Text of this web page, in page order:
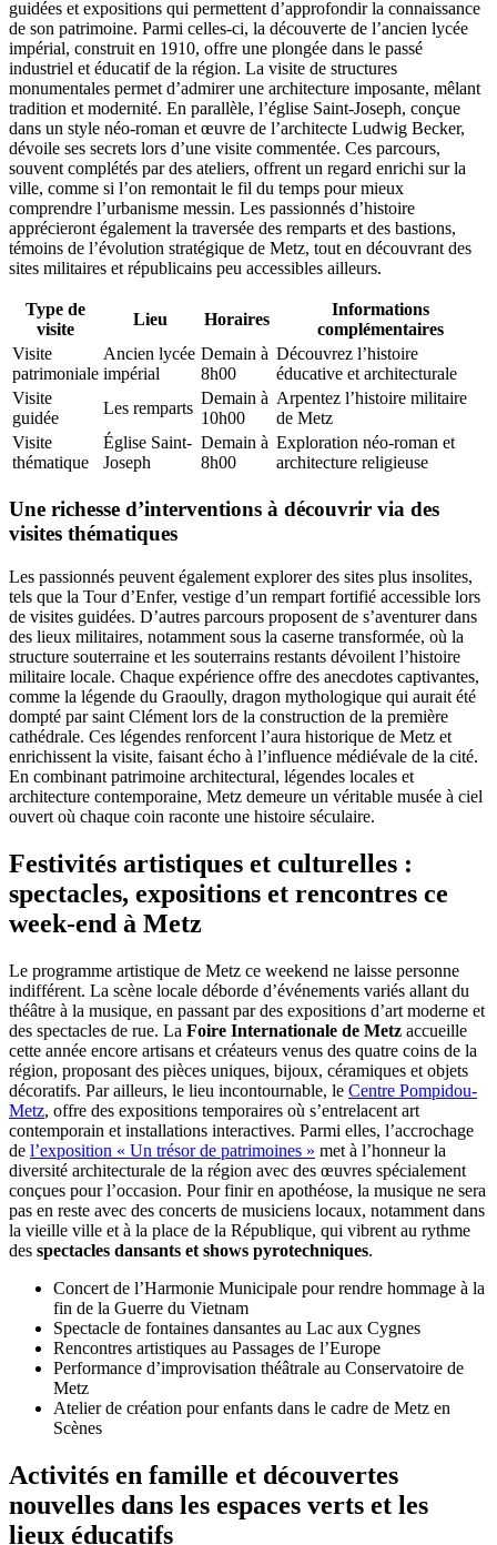
guidées et expositions qui permettent d’approfondir la connaissance
de son patrimoine. Parmi celles-ci, la découverte de l’ancien lycée
impérial, construit en 1910, offre une plongée dans le passé
industriel et éducatif de la région. La visite de structures
monumentales permet d’admirer une architecture imposante, mêlant
tradition et modernité. En parallèle, l’église Saint-Joseph, conçue
dans un style néo-roman et œuvre de l’architecte Ludwig Becker,
dévoile ses secrets lors d’une visite commentée. Ces parcours,
souvent complétés par des ateliers, offrent un regard enrichi sur la
ville, comme si l’on remontait le fil du temps pour mieux
comprendre l’urbanisme messin. Les passionnés d’histoire
apprécieront également la traversée des remparts et des bastions,
témoins de l’évolution stratégique de Metz, tout en découvrant des
sites militaires et républicains peu accessibles ailleurs.
Type de
visite
Lieu Horaires
Informations
complémentaires
Visite
patrimoniale
Ancien lycée
impérial
Demain à
8h00
Découvrez l’histoire
éducative et architecturale
Visite
guidée
Les remparts
Demain à
10h00
Arpentez l’histoire militaire
de Metz
Visite
thématique
Église Saint-
Joseph
Demain à
8h00
Exploration néo-roman et
architecture religieuse
Une richesse d’interventions à découvrir via des
visites thématiques
Les passionnés peuvent également explorer des sites plus insolites,
tels que la Tour d’Enfer, vestige d’un rempart fortifié accessible lors
de visites guidées. D’autres parcours proposent de s’aventurer dans
des lieux militaires, notamment sous la caserne transformée, où la
structure souterraine et les souterrains restants dévoilent l’histoire
militaire locale. Chaque expérience offre des anecdotes captivantes,
comme la légende du Graoully, dragon mythologique qui aurait été
dompté par saint Clément lors de la construction de la première
cathédrale. Ces légendes renforcent l’aura historique de Metz et
enrichissent la visite, faisant écho à l’influence médiévale de la cité.
En combinant patrimoine architectural, légendes locales et
architecture contemporaine, Metz demeure un véritable musée à ciel
ouvert où chaque coin raconte une histoire séculaire.
Festivités artistiques et culturelles :
spectacles, expositions et rencontres ce
week-end à Metz
Le programme artistique de Metz ce weekend ne laisse personne
indifférent. La scène locale déborde d’événements variés allant du
théâtre à la musique, en passant par des expositions d’art moderne et
des spectacles de rue. La Foire Internationale de Metz accueille
cette année encore artisans et créateurs venus des quatre coins de la
région, proposant des pièces uniques, bijoux, céramiques et objets
décoratifs. Par ailleurs, le lieu incontournable, le Centre Pompidou-
Metz, offre des expositions temporaires où s’entrelacent art
contemporain et installations interactives. Parmi elles, l’accrochage
de l’exposition « Un trésor de patrimoines » met à l’honneur la
diversité architecturale de la région avec des œuvres spécialement
conçues pour l’occasion. Pour finir en apothéose, la musique ne sera
pas en reste avec des concerts de musiciens locaux, notamment dans
la vieille ville et à la place de la République, qui vibrent au rythme
des spectacles dansants et shows pyrotechniques.
Concert de l’Harmonie Municipale pour rendre hommage à la
fin de la Guerre du Vietnam
Spectacle de fontaines dansantes au Lac aux Cygnes
Rencontres artistiques au Passages de l’Europe
Performance d’improvisation théâtrale au Conservatoire de
Metz
Atelier de création pour enfants dans le cadre de Metz en
Scènes
Activités en famille et découvertes
nouvelles dans les espaces verts et les
lieux éducatifs